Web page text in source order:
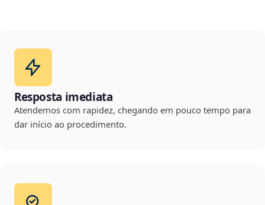
Resposta imediata
Atendemos com rapidez, chegando em pouco tempo para
dar início ao procedimento.